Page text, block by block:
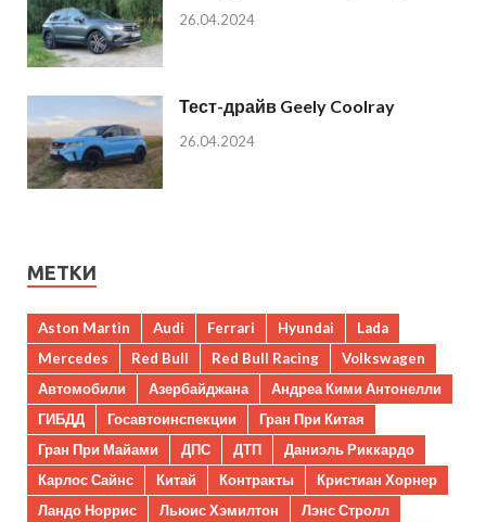
26.04.2024
Тест-драйв Geely Coolray
26.04.2024
МЕТКИ
Aston Martin Audi Ferrari Hyundai
Lada
Mercedes
Red Bull Red Bull Racing
Volkswagen
Автомобили
Азербайджана
Андреа Кими Антонелли
ГИБДД
Госавтоинспекции
Гран При Китая
Гран При Майами
ДПС ДТП
Даниэль Риккардо
Карлос Сайнс
Китай Контракты
Кристиан Хорнер
Ландо Норрис
Льюис Хэмилтон
Лэнс Стролл